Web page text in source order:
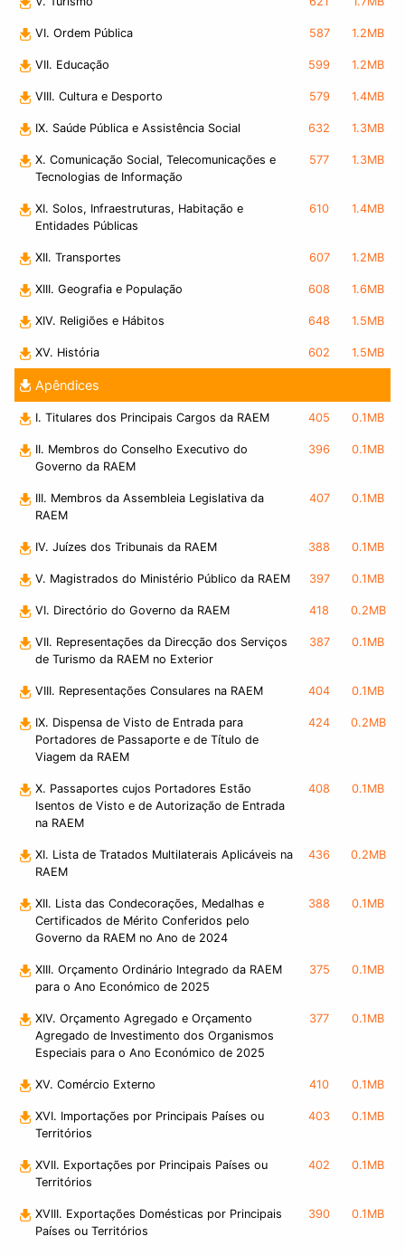
VI. Ordem Pública 587 1.2MB
VII. Educação 599 1.2MB
VIII. Cultura e Desporto 579 1.4MB
IX. Saúde Pública e Assistência Social 632 1.3MB
X. Comunicação Social, Telecomunicações e
Tecnologias de Informação
577 1.3MB
XI. Solos, Infraestruturas, Habitação e
Entidades Públicas
610 1.4MB
XII. Transportes 607 1.2MB
XIII. Geografia e População 608 1.6MB
XIV. Religiões e Hábitos 648 1.5MB
XV. História 602 1.5MB
Apêndices
I. Titulares dos Principais Cargos da RAEM 405 0.1MB
II. Membros do Conselho Executivo do
Governo da RAEM
396 0.1MB
III. Membros da Assembleia Legislativa da
RAEM
407 0.1MB
IV. Juízes dos Tribunais da RAEM 388 0.1MB
V. Magistrados do Ministério Público da RAEM 397 0.1MB
VI. Directório do Governo da RAEM 418 0.2MB
VII. Representações da Direcção dos Serviços
de Turismo da RAEM no Exterior
387 0.1MB
VIII. Representações Consulares na RAEM 404 0.1MB
IX. Dispensa de Visto de Entrada para
Portadores de Passaporte e de Título de
Viagem da RAEM
424 0.2MB
X. Passaportes cujos Portadores Estão
Isentos de Visto e de Autorização de Entrada
na RAEM
408 0.1MB
XI. Lista de Tratados Multilaterais Aplicáveis na
RAEM
436 0.2MB
XII. Lista das Condecorações, Medalhas e
Certificados de Mérito Conferidos pelo
Governo da RAEM no Ano de 2024
388 0.1MB
XIII. Orçamento Ordinário Integrado da RAEM
para o Ano Económico de 2025
375 0.1MB
XIV. Orçamento Agregado e Orçamento
Agregado de Investimento dos Organismos
Especiais para o Ano Económico de 2025
377 0.1MB
XV. Comércio Externo 410 0.1MB
XVI. Importações por Principais Países ou
Territórios
403 0.1MB
XVII. Exportações por Principais Países ou
Territórios
402 0.1MB
XVIII. Exportações Domésticas por Principais
Países ou Territórios
390 0.1MB